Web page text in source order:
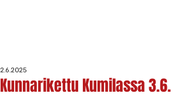
Kunnarikettu Kumilassa 3.6.
2.6.2025